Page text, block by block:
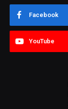
Facebook
YouTube